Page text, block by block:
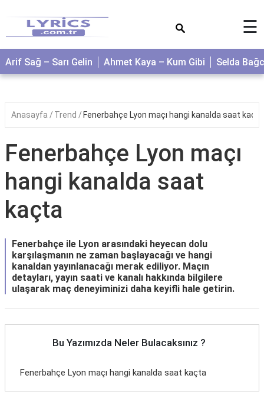
☰
Arif Sağ – Sarı Gelin Ahmet Kaya – Kum Gibi Selda
Anasayfa Trend Fenerbahçe Lyon maçı hangi kanalda saat kaçta
Fenerbahçe Lyon maçı
hangi kanalda saat
kaçta
Fenerbahçe ile Lyon arasındaki heyecan dolu
karşılaşmanın ne zaman başlayacağı ve hangi
kanaldan yayınlanacağı merak ediliyor. Maçın
detayları, yayın saati ve kanalı hakkında bilgilere
ulaşarak maç deneyiminizi daha keyifli hale getirin.
Bu Yazımızda Neler Bulacaksınız ?
Fenerbahçe Lyon maçı hangi kanalda saat kaçta